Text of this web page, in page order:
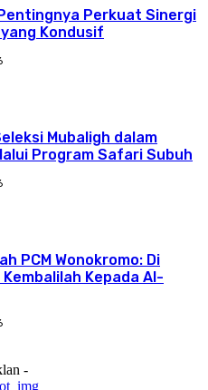
Perkuat Sinergi
Kondusif
Mubaligh dalam
Program Safari Subuh
PCM Wonokromo: Di
Kepada Al-
-